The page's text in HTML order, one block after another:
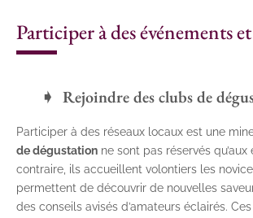
Participer à des événements
Rejoindre des clubs de
Participer à des réseaux locaux est une mine
de dégustation ne sont pas réservés qu’aux
contraire, ils accueillent volontiers les
permettent de découvrir de nouvelles
des conseils avisés d’amateurs éclairés.